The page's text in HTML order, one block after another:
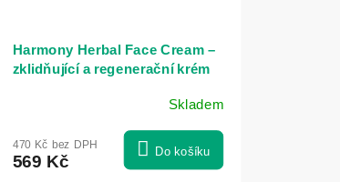
Harmony Herbal Face Cream –
zklidňující a regenerační krém
Skladem
470 Kč bez DPH
569 Kč Do košíku